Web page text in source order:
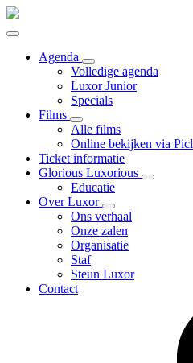
Agenda
Volledige agenda
Luxor Junior
Specials
Films
Alle films
Online bekijken via Picl
Ticket informatie
Glorious Luxorious
Educatie
Over Luxor
Ons verhaal
Onze zalen
Organisatie
Staf
Steun Luxor
Contact